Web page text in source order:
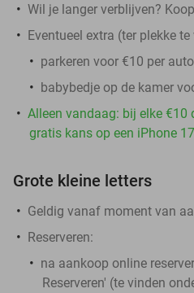
Wil je langer verblijven?
Eventueel extra (ter plekke
parkeren voor €10 per
babybedje op de kamer
Alleen vandaag: bij elke €10
gratis kans op een iPhone
Grote kleine letters
Geldig vanaf moment van
Reserveren:
na aankoop online
Reserveren' (te vinden